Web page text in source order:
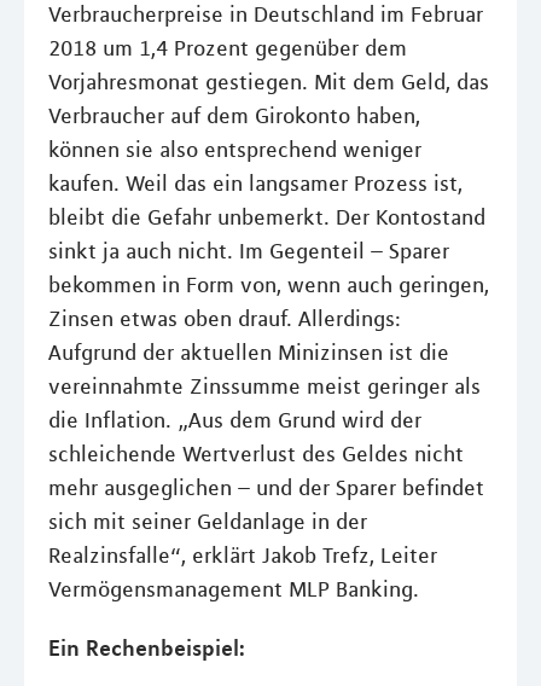
Verbraucherpreise in Deutschland im Februar
2018 um 1,4 Prozent gegenüber dem
Vorjahresmonat gestiegen. Mit dem Geld, das
Verbraucher auf dem Girokonto haben,
können sie also entsprechend weniger
kaufen. Weil das ein langsamer Prozess ist,
bleibt die Gefahr unbemerkt. Der Kontostand
sinkt ja auch nicht. Im Gegenteil – Sparer
bekommen in Form von, wenn auch geringen,
Zinsen etwas oben drauf. Allerdings:
Aufgrund der aktuellen Minizinsen ist die
vereinnahmte Zinssumme meist geringer als
die Inflation. „Aus dem Grund wird der
schleichende Wertverlust des Geldes nicht
mehr ausgeglichen – und der Sparer befindet
sich mit seiner Geldanlage in der
Realzinsfalle“, erklärt Jakob Trefz, Leiter
Vermögensmanagement MLP Banking.
Ein Rechenbeispiel: